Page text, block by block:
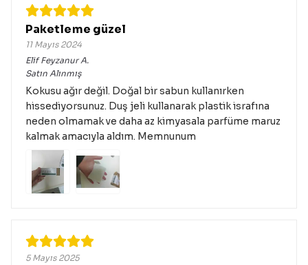
Paketleme güzel
11 Mayıs 2024
Elif FeyzanurA.
Satın Alınmış
Kokusu ağır değil. Doğal bir sabun kullanırken
hissediyorsunuz. Duş jeli kullanarak plastik israfına
neden olmamak ve daha az kimyasala parfüme maruz
kalmak amacıyla aldım. Memnunum
5 Mayıs 2025